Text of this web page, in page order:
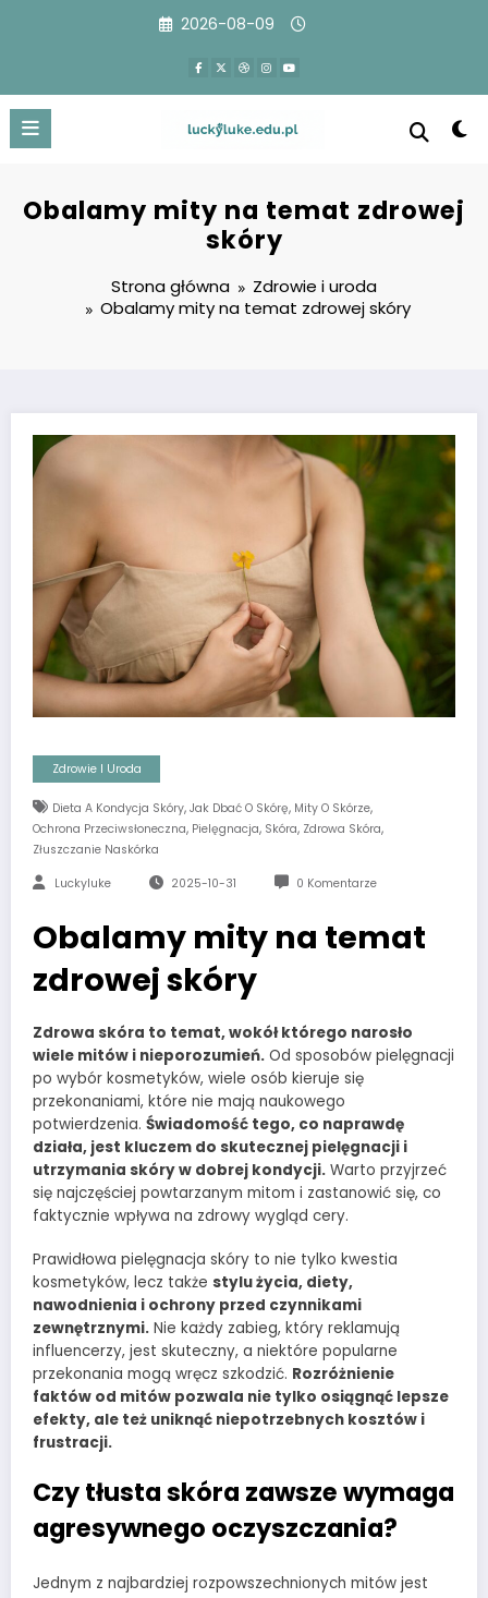
2026-08-09
Obalamy mity na temat zdrowej
skóry
Strona główna
Zdrowie i uroda
Obalamy mity na temat zdrowej skóry
Zdrowie I Uroda
Dieta A Kondycja Skóry, Jak Dbać O Skórę, Mity O Skórze,
Ochrona Przeciwsłoneczna, Pielęgnacja, Skóra, Zdrowa Skóra,
Złuszczanie Naskórka
Luckyluke 2025-10-31 0 Komentarze
Obalamy mity na temat
zdrowej skóry
Zdrowa skóra to temat, wokół którego narosło
wiele mitów i nieporozumień. Od sposobów pielęgnacji
po wybór kosmetyków, wiele osób kieruje się
przekonaniami, które nie mają naukowego
potwierdzenia. Świadomość tego, co naprawdę
działa, jest kluczem do skutecznej pielęgnacji i
utrzymania skóry w dobrej kondycji. Warto przyjrzeć
się najczęściej powtarzanym mitom i zastanowić się, co
faktycznie wpływa na zdrowy wygląd cery.
Prawidłowa pielęgnacja skóry to nie tylko kwestia
kosmetyków, lecz także stylu życia, diety,
nawodnienia i ochrony przed czynnikami
zewnętrznymi. Nie każdy zabieg, który reklamują
influencerzy, jest skuteczny, a niektóre popularne
przekonania mogą wręcz szkodzić. Rozróżnienie
faktów od mitów pozwala nie tylko osiągnąć lepsze
efekty, ale też uniknąć niepotrzebnych kosztów i
frustracji.
Czy tłusta skóra zawsze wymaga
agresywnego oczyszczania?
Jednym z najbardziej rozpowszechnionych mitów jest